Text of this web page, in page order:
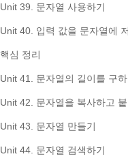
Unit 39. 문자열 사용하기
Unit 40. 입력 값을 문자열에
핵심 정리
Unit 41. 문자열의 길이를 구
Unit 42. 문자열을 복사하고
Unit 43. 문자열 만들기
Unit 44. 문자열 검색하기